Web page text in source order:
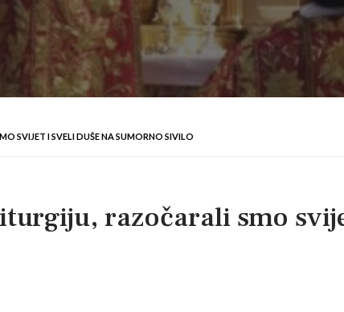
SVIJET I SVELI DUŠE NA SUMORNO SIVILO
razočarali smo